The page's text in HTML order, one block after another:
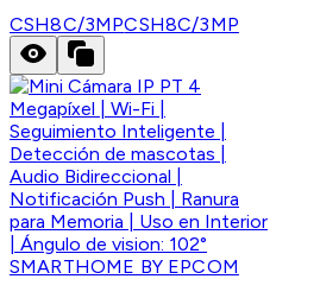
CSH8C/3MPCSH8C/3MP
SMARTHOME BY EPCOM